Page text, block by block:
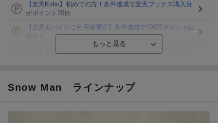
【楽天Kobo】初めての方！条件達成で楽天ブックス購入分
がポイント20倍
【楽天モバイルご利用者限定】条件達成で100万ポイント山
分け！
Snow Man ラインナップ